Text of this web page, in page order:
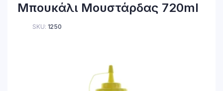
Μπουκάλι Μουστάρδας 720ml
SKU: 1250